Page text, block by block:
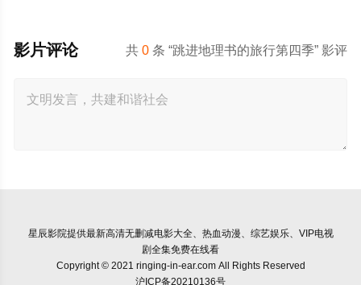
共0 条 “跳进地理书的旅行第四季” 影评
影片评论
星辰影院提供最新高清无删减电影大全、热血动漫、综艺娱乐、VIP电视
剧全集免费在线看
Copyright © 2021 ringing-in-ear.com All Rights Reserved
沪ICP备20210136号